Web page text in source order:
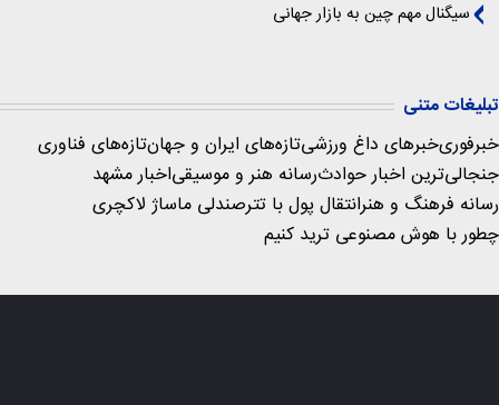
سیگنال‌ مهم چین به بازار جهانی
تبلیغات متنی
خبرفوریخبرهای داغ ورزشیتازه‌های ایران و جهانتازه‌های فناوری
جنجالی‌ترین اخبار حوادثرسانه هنر و موسیقیاخبار مشهد
رسانه فرهنگ و هنرانتقال پول با تترصندلی ماساژ لاکچری
چطور با هوش مصنوعی ترید کنیم